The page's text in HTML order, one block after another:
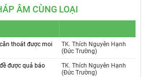
ÂM CÙNG LOẠI
thoát được moi
TK. Thích Nguyên Hạnh
(Đức Trường)
được quả báo
TK. Thích Nguyên Hạnh
(Đức Trường)